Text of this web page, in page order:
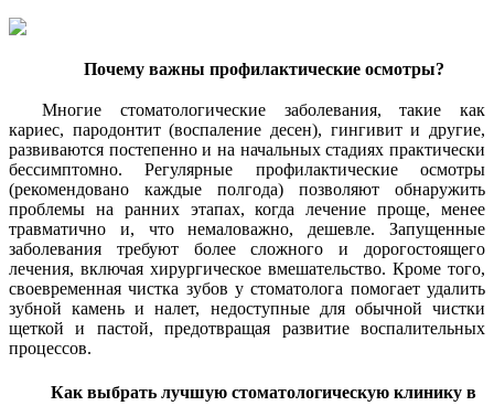
Почему важны профилактические осмотры?
Многие стоматологические заболевания, такие как
кариес, пародонтит (воспаление десен), гингивит и другие,
развиваются постепенно и на начальных стадиях практически
бессимптомно. Регулярные профилактические осмотры
(рекомендовано каждые полгода) позволяют обнаружить
проблемы на ранних этапах, когда лечение проще, менее
травматично и, что немаловажно, дешевле. Запущенные
заболевания требуют более сложного и дорогостоящего
лечения, включая хирургическое вмешательство. Кроме того,
своевременная чистка зубов у стоматолога помогает удалить
зубной камень и налет, недоступные для обычной чистки
щеткой и пастой, предотвращая развитие воспалительных
процессов.
Как выбрать лучшую стоматологическую клинику в